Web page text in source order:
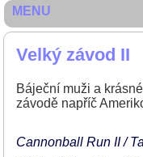
Velký závod II
Báječní muži a
závodě napříč
Cannonball Run II /
MENU